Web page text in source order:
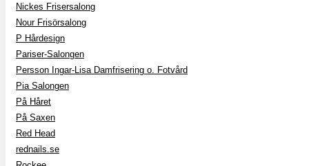
Nickes Frisersalong
Nour Frisörsalong
P Hårdesign
Pariser-Salongen
Persson Ingar-Lisa Damfrisering o. Fotvård
Pia Salongen
På Håret
På Saxen
Red Head
rednails.se